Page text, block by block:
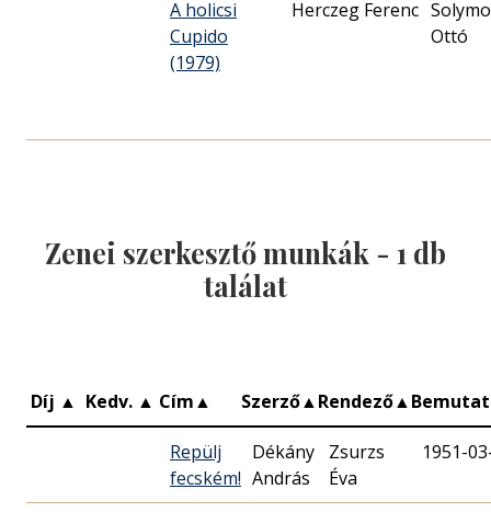
A holicsi
Cupido
(1979)
Herczeg Ferenc
Ottó
Zenei szerkesztő munkák - 1 db
találat
Díj ▲ Kedv. ▲ Cím▲ Szerző▲Rendező▲
Repülj
fecském!
Dékány
András
Zsurzs
Éva
1951-